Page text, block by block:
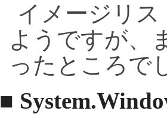
イメージリ
ようですが、
ったところで
■